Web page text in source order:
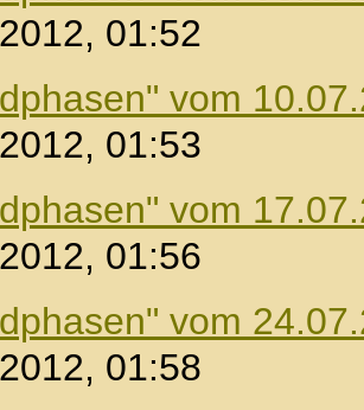
01:52
vom
01:53
vom
01:56
vom
01:58